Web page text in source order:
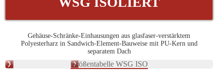
Gehäuse-Schränke-Einhausungen aus glasfaser-verstärktem
Polyesterharz in Sandwich-Element-Bauweise mit PU-Kern und
separatem Dach
Größentabelle WSG ISO